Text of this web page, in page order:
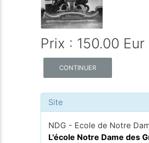
Prix : 150.00 Eur
CONTINUER
Site
NDG - Ecole de Notre
L'école Notre Dame des